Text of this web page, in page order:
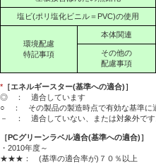
塩ビ(ポリ塩化ビニル＝PVC)の使用
環境配慮
特記事項
本体関連
その他の
配慮事項
* ［エネルギースター(基準への適合)］
◎ ： 適合しています
○ ： その製品の製造時点で有効な基準に
－ ： 適合していない、または対象外です
［PCグリーンラベル適合(基準への適合)］
・2010年度～
★★★： (基準の適合率が)７０％以上